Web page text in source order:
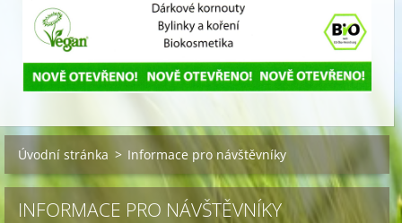
Úvodní stránka > Informace pro návštěvníky
INFORMACE PRO NÁVŠTĚVNÍKY